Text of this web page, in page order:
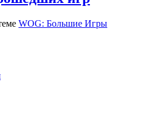
WOG: Большие Игры